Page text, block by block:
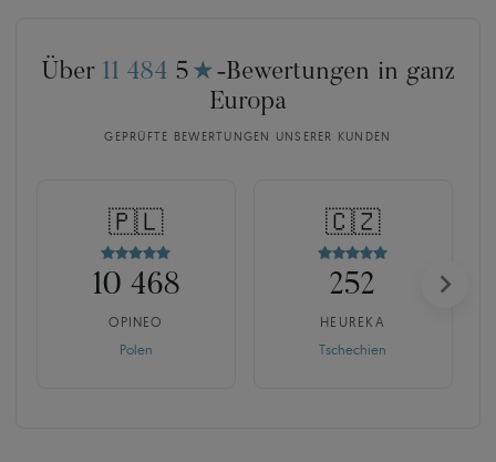
Über 11 484 5 ★ -Bewertungen in ganz
Europa
GEPRÜFTE BEWERTUNGEN UNSERER KUNDEN
🇵🇱
10 468
OPINEO
Polen
🇨🇿
252
HEUREKA
Tschechien